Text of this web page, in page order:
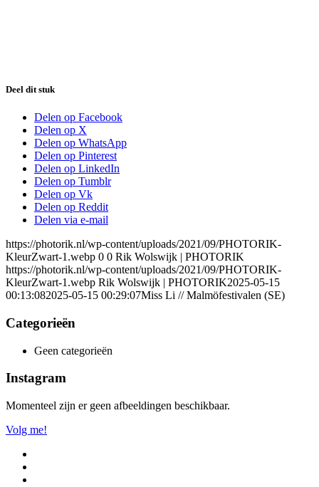
Deel dit stuk
Delen op Facebook
Delen op X
Delen op WhatsApp
Delen op Pinterest
Delen op LinkedIn
Delen op Tumblr
Delen op Vk
Delen op Reddit
Delen via e-mail
https://photorik.nl/wp-content/uploads/2021/09/PHOTORIK-
KleurZwart-1.webp 0 0 Rik Wolswijk | PHOTORIK
https://photorik.nl/wp-content/uploads/2021/09/PHOTORIK-
KleurZwart-1.webp Rik Wolswijk | PHOTORIK2025-05-15
00:13:082025-05-15 00:29:07Miss Li // Malmöfestivalen (SE)
Categorieën
Geen categorieën
Instagram
Momenteel zijn er geen afbeeldingen beschikbaar.
Volg me!